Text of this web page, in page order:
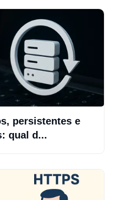
persistentes e
qual d...